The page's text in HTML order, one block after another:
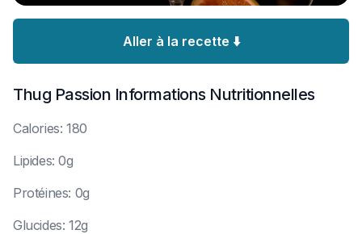
Aller à la recette ⬇️
Thug Passion Informations Nutritionnelles
Calories: 180
Lipides: 0g
Protéines: 0g
Glucides: 12g